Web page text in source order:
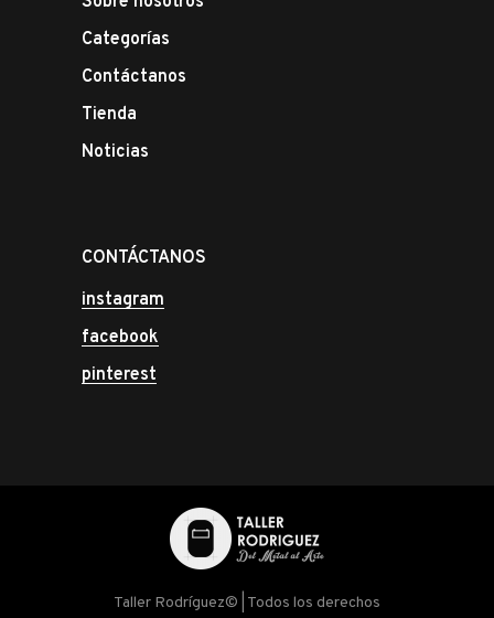
Categorías
Contáctanos
Tienda
Noticias
CONTÁCTANOS
instagram
facebook
pinterest
Taller Rodríguez© | Todos los derechos